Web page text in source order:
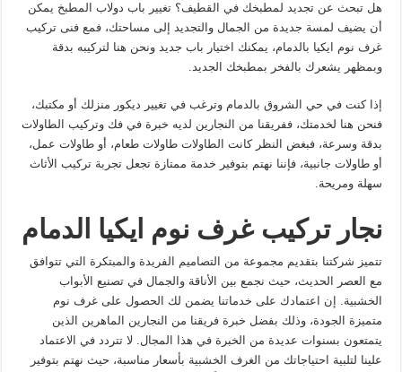
هل تبحث عن تجديد لمطبخك في القطيف؟ تغيير باب دولاب المطبخ يمكن
أن يضيف لمسة جديدة من الجمال والتجديد إلى مساحتك، فمع فنى تركيب
غرف نوم ايكيا بالدمام، يمكنك اختيار باب جديد ونحن هنا لتركيبه بدقة
وبمظهر يشعرك بالفخر بمطبخك الجديد.
إذا كنت في حي الشروق بالدمام وترغب في تغيير ديكور منزلك أو مكتبك،
فنحن هنا لخدمتك، ففريقنا من النجارين لديه خبرة في فك وتركيب الطاولات
بدقة وسرعة، فبغض النظر كانت الطاولات طاولات طعام، أو طاولات عمل،
أو طاولات جانبية، فإننا نهتم بتوفير خدمة ممتازة تجعل تجربة تركيب الأثاث
سهلة ومريحة.
نجار تركيب غرف نوم ايكيا الدمام
تتميز شركتنا بتقديم مجموعة من التصاميم الفريدة والمبتكرة التي تتوافق
مع العصر الحديث، حيث نجمع بين الأناقة والجمال في تصنيع الأبواب
الخشبية. إن اعتمادك على خدماتنا يضمن لك الحصول على غرف نوم
متميزة الجودة، وذلك بفضل خبرة فريقنا من النجارين الماهرين الذين
يتمتعون بسنوات عديدة من الخبرة في هذا المجال. لا تتردد في الاعتماد
علينا لتلبية احتياجاتك من الغرف الخشبية بأسعار مناسبة، حيث نهتم بتوفير